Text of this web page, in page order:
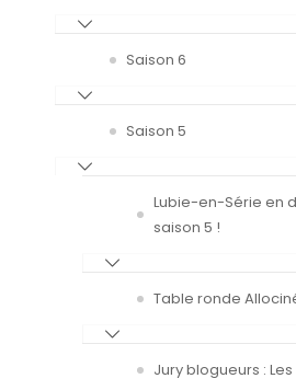
Saison 6
Saison 5
Lubie-en-Série en
saison 5 !
Table ronde
Jury blogueurs :